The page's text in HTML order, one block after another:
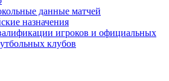
данные матчей
назначения
игроков и официальных
клубов